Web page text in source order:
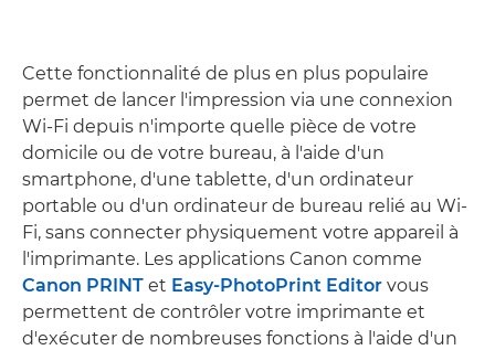
Cette fonctionnalité de plus en plus populaire
permet de lancer l'impression via une connexion
Wi-Fi depuis n'importe quelle pièce de votre
domicile ou de votre bureau, à l'aide d'un
smartphone, d'une tablette, d'un ordinateur
portable ou d'un ordinateur de bureau relié au Wi-
Fi, sans connecter physiquement votre appareil à
l'imprimante. Les applications Canon comme
Canon PRINT et Easy-PhotoPrint Editor vous
permettent de contrôler votre imprimante et
d'exécuter de nombreuses fonctions à l'aide d'un